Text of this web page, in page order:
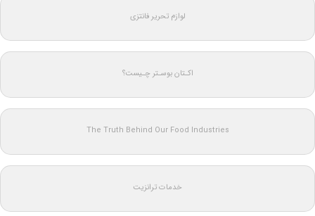
لوازم تحریر فانتزی
اکـتان بوسـتر چـیست؟
The Truth Behind Our Food Industries
خدمات ترانزیت